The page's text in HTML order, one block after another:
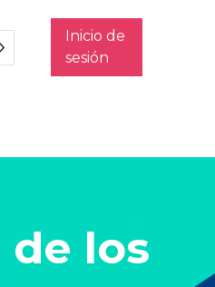
Inicio de
sesión
de los